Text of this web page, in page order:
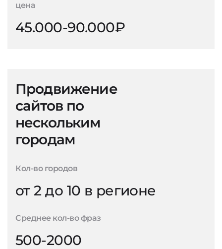
цена
45.000-90.000₽
Продвижение
сайтов по
нескольким
городам
Кол-во городов
от 2 до 10 в регионе
Среднее кол-во фраз
500-2000